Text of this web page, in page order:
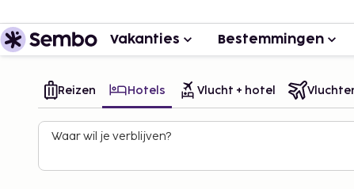
Vakanties Bestemmingen
Reizen Hotels Vlucht + hotel
Waar wil je verblijven?